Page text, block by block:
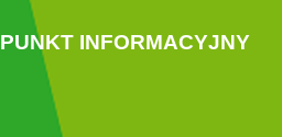
PUNKT INFORMACYJNY